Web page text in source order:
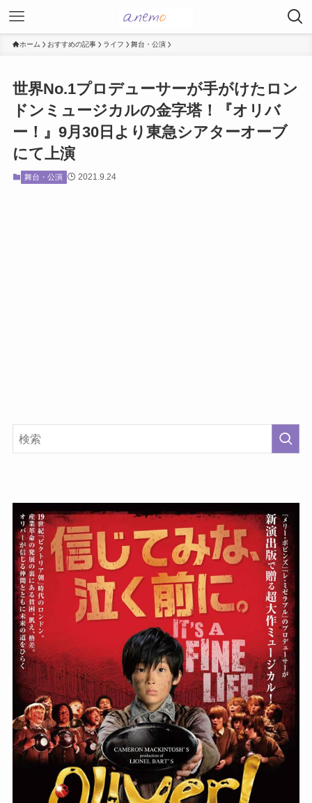
ホーム おすすめの記事 ライフ 舞台・公演
世界No.1プロデューサーが手がけたロン
ドンミュージカルの金字塔！『オリバ
ー！』9月30日より東急シアターオーブ
にて上演
舞台・公演 2021.9.24